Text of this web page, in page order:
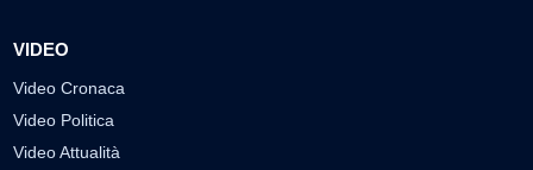
VIDEO
Video Cronaca
Video Politica
Video Attualità